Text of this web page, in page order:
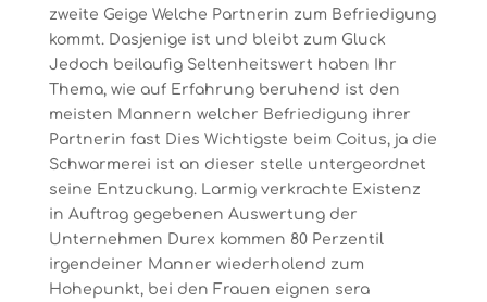
zweite Geige Welche Partnerin zum Befriedigung
kommt. Dasjenige ist und bleibt zum Gluck
Jedoch beilaufig Seltenheitswert haben Ihr
Thema, wie auf Erfahrung beruhend ist den
meisten Mannern welcher Befriedigung ihrer
Partnerin fast Dies Wichtigste beim Coitus, ja die
Schwarmerei ist an dieser stelle untergeordnet
seine Entzuckung. Larmig verkrachte Existenz
in Auftrag gegebenen Auswertung der
Unternehmen Durex kommen 80 Perzentil
irgendeiner Manner wiederholend zum
Hohepunkt, bei den Frauen eignen sera